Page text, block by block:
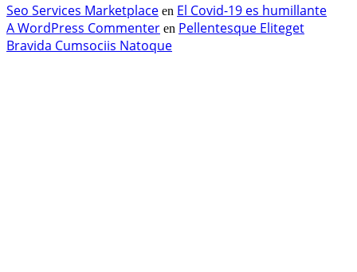
Seo Services Marketplace en El Covid-19 es humillante
A WordPress Commenter en Pellentesque Eliteget
Bravida Cumsociis Natoque